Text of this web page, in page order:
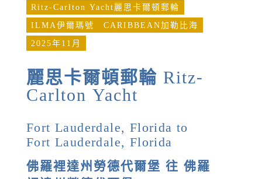
Ritz-Carlton Yacht麗思卡爾頓郵輪
ILMA伊爾瑪號
CARIBBEAN加勒比海
2025年11月
麗思卡爾頓郵輪 Ritz-
Carlton Yacht
Fort Lauderdale, Florida to
Fort Lauderdale, Florida
佛羅裡達州勞德代爾堡 往 佛羅